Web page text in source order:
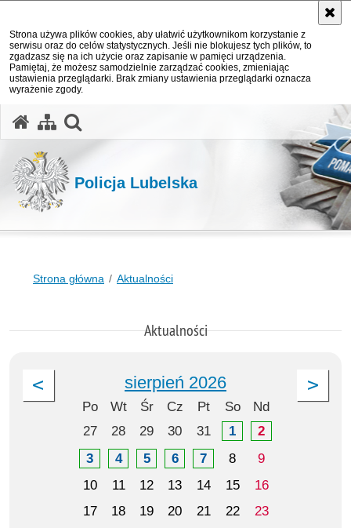
Strona używa plików cookies, aby ułatwić użytkownikom korzystanie z
serwisu oraz do celów statystycznych. Jeśli nie blokujesz tych plików, to
zgadzasz się na ich użycie oraz zapisanie w pamięci urządzenia.
Pamiętaj, że możesz samodzielnie zarządzać cookies, zmieniając
ustawienia przeglądarki. Brak zmiany ustawienia przeglądarki oznacza
wyrażenie zgody.
Policja Lubelska
Strona główna Aktualności
Aktualności
sierpień 2026
Po Wt Śr Cz Pt So
Nd
27
28 29 30 31 1
2
3
4 5 6 7 8
9
10
11 12 13 14 15
16
17
18 19 20 21 22
23